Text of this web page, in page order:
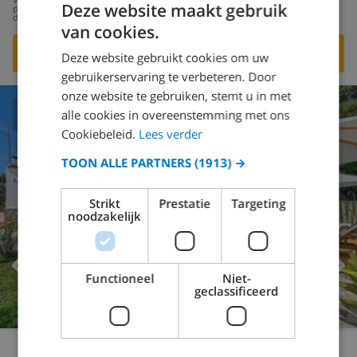
per
dag US$ 199,82
BEKIJK DEZE VILLA ›
CLUB VILLAMAR WAARDERING
Deze website maakt gebruik
van cookies.
Deze website gebruikt cookies om uw
gebruikerservaring te verbeteren. Door
onze website te gebruiken, stemt u in met
alle cookies in overeenstemming met ons
Cookiebeleid. Lees verder
TOON ALLE PARTNERS(1913) →
Strikt
noodzakelijk
Prestatie Targeting
Functioneel
Niet-
geclassificeerd